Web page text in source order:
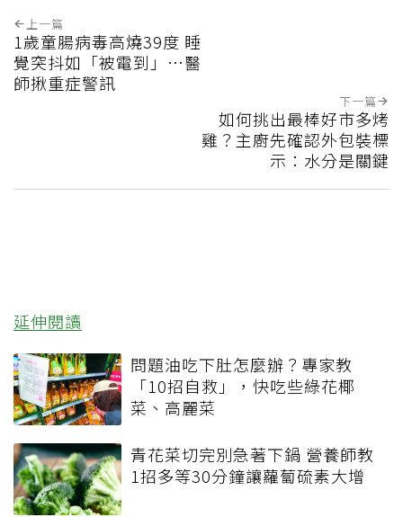
上一篇
1歲童腸病毒高燒39度 睡
覺突抖如「被電到」…醫
師揪重症警訊
下一篇
如何挑出最棒好市多烤
雞？主廚先確認外包裝標
示：水分是關鍵
延伸閱讀
問題油吃下肚怎麼辦？專家教
「10招自救」，快吃些綠花椰
菜、高麗菜
青花菜切完別急著下鍋 營養師教
1招多等30分鐘讓蘿蔔硫素大增